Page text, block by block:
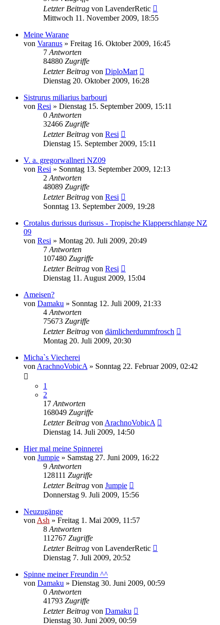
Letzter Beitrag von LavenderRetic
Mittwoch 11. November 2009, 18:55
Meine Warane
von Varanus » Freitag 16. Oktober 2009, 16:45
7 Antworten
84880 Zugriffe
Letzter Beitrag von DiploMart
Dienstag 20. Oktober 2009, 16:28
Sistrurus miliarius barbouri
von Resi » Dienstag 15. September 2009, 15:11
0 Antworten
32466 Zugriffe
Letzter Beitrag von Resi
Dienstag 15. September 2009, 15:11
V. a. gregorwallneri NZ09
von Resi » Sonntag 13. September 2009, 12:13
2 Antworten
48089 Zugriffe
Letzter Beitrag von Resi
Sonntag 13. September 2009, 19:28
Crotalus durissus durissus - Tropische Klapperschlange NZ
09
von Resi » Montag 20. Juli 2009, 20:49
7 Antworten
107480 Zugriffe
Letzter Beitrag von Resi
Dienstag 11. August 2009, 15:04
Ameisen?
von Damaku » Sonntag 12. Juli 2009, 21:33
4 Antworten
75673 Zugriffe
Letzter Beitrag von dämlicherdummfrosch
Montag 20. Juli 2009, 20:30
Micha`s Viecherei
von ArachnoVobicA » Sonntag 22. Februar 2009, 02:42
1
2
17 Antworten
168049 Zugriffe
Letzter Beitrag von ArachnoVobicA
Dienstag 14. Juli 2009, 14:50
Hier mal meine Spinnerei
von Jumpie » Samstag 27. Juni 2009, 16:22
9 Antworten
128111 Zugriffe
Letzter Beitrag von Jumpie
Donnerstag 9. Juli 2009, 15:56
Neuzugänge
von Ash » Freitag 1. Mai 2009, 11:57
8 Antworten
112767 Zugriffe
Letzter Beitrag von LavenderRetic
Dienstag 7. Juli 2009, 20:52
Spinne meiner Freundin ^^
von Damaku » Dienstag 30. Juni 2009, 00:59
0 Antworten
41793 Zugriffe
Letzter Beitrag von Damaku
Dienstag 30. Juni 2009, 00:59